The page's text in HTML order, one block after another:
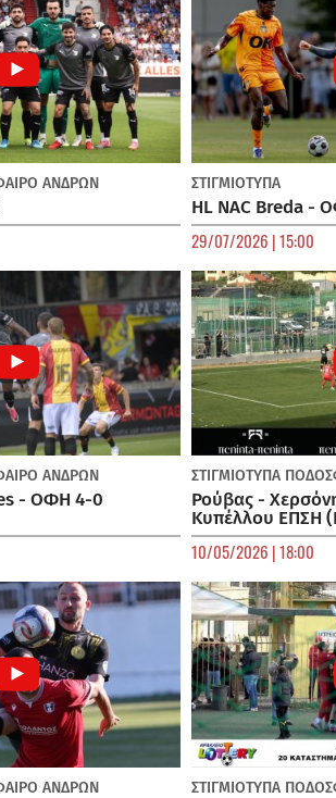
ΑΝΔΡΏΝ ΣΤΙΓΜΙΟΤΥΠΑ
HL NAC Breda -
29/07/2026 | 15:00
ΑΝΔΡΏΝ
- ΟΦΗ 4-0
ΣΤΙΓΜΙΟΤΥΠΑ
Ρούβας -
Κυπέλλου ΕΠΣΗ
10/05/2026 | 18:00
ΑΝΔΡΏΝ ΣΤΙΓΜΙΟΤΥΠΑ